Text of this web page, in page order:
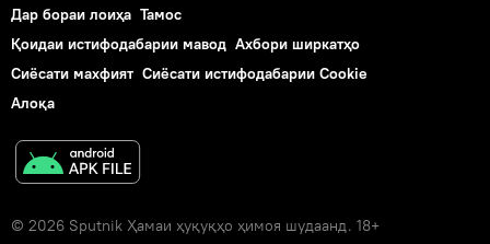
Дар бораи лоиҳа Тамос
Қоидаи истифодабарии мавод Ахбори ширкатҳо
Сиёсати махфият Сиёсати истифодабарии Cookie
Алоқа
© 2026 Sputnik Ҳамаи ҳуқуқҳо ҳимоя шудаанд. 18+